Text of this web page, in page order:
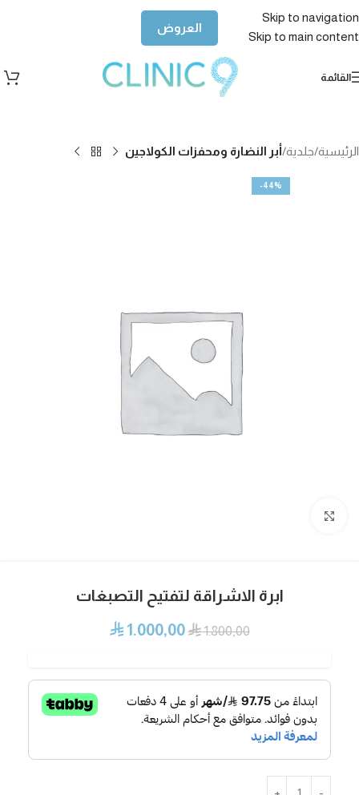
Skip to navigation
Skip to main content
العروض
القائمة
الرئيسية جلدية أبر النضارة ومحفزات الكولاجين
-44%
ابرة الاشراقة لتفتيح التصبغات
⃁1.800,00
⃁1.000,00